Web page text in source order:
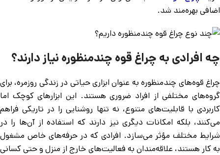
اضافی بهره‌مند شد.
چه افرادی به چراغ قوه چندمنظوره نیاز دارند؟
چراغ قوه‌های چندمنظوره به عنوان ابزاری حیاتی در زندگی روزمره، برای
گروه‌های مختلفی از افراد ضروری هستند. این ابزارهای کوچک اما
کاربردی با قابلیت‌های متنوع، نه تنها روشنایی را در تاریکی فراهم
می‌کنند، بلکه امکانات دیگری نیز دارند که استفاده از آن‌ها را در
شرایط مختلف مؤثر می‌سازد. افرادی که در حرفه‌های خاص مشغول
به کار هستند، علاقه‌مندان به فعالیت‌های خارج از منزل و حتی کسانی